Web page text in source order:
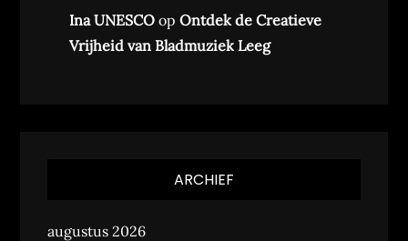
Ina UNESCO opOntdek de Creatieve
Vrijheid van Bladmuziek Leeg
ARCHIEF
augustus 2026